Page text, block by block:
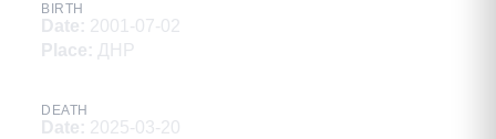
BIRTH
Date: 2001-07-02
Place: ДНР
DEATH
Date: 2025-03-20